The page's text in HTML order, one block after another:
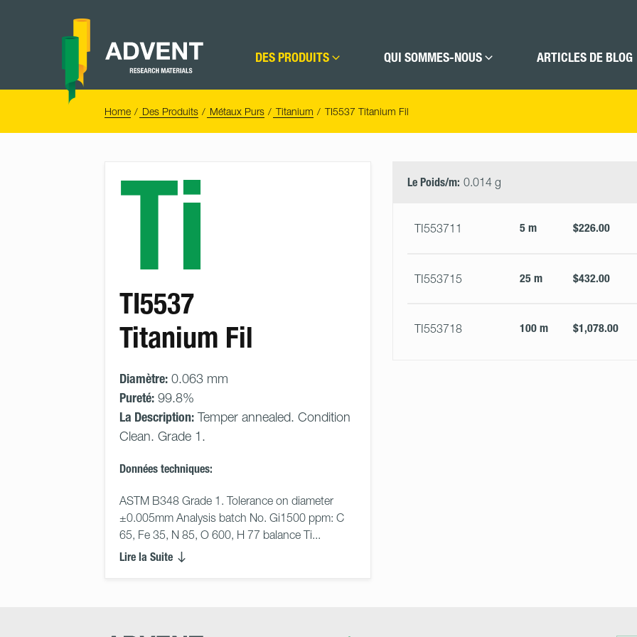
DES PRODUITS QUI SOMMES-NOUS ARTICLES DE BLOG
Home Des Produits Métaux Purs Titanium TI5537 Titanium Fil
Ti
TI5537
Titanium Fil
Diamètre: 0.063 mm
Pureté: 99.8%
La Description: Temper annealed. Condition
Clean. Grade 1.
Données techniques:
ASTM B348 Grade 1. Tolerance on diameter
±0.005mm Analysis batch No. Gi1500 ppm: C
65, Fe 35, N 85, O 600, H 77 balance Ti...
Lire la Suite
QuantityLe Poids/m: 0.014 g
TI553711 5 m $226.00
TI553715 25 m $432.00
TI553718 100 m $1,078.00